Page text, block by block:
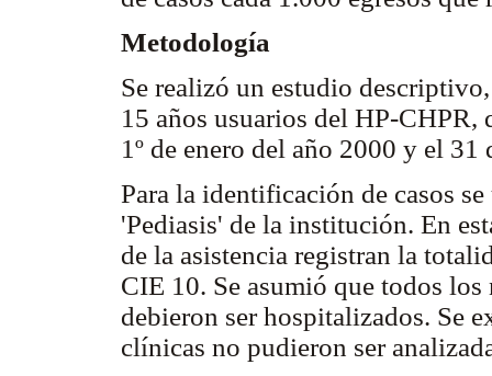
Metodología
Se realizó un estudio
15 años usuarios del HP-CHPR,
1º de enero del año 2000 y el
Para la identificación de casos
'Pediasis' de la institución. En
de la asistencia registran la
CIE 10. Se asumió que todos
debieron ser hospitalizados. Se
clínicas no pudieron ser